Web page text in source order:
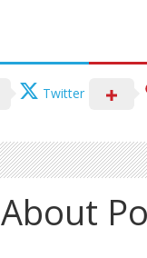
Twitter
About